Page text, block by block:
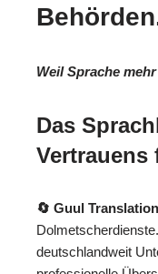
Weil Sprache
Das
Vertrauens
🔄 Guul
deutschlandweit